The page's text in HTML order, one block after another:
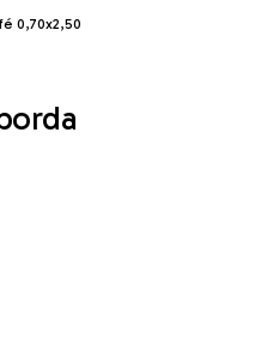
0,70x2,50